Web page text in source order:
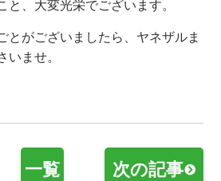
と、大変光栄でございます。
とがございましたら、ヤネザルま
いませ。
一覧 次の記事